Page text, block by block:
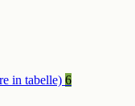
in tabelle) 6